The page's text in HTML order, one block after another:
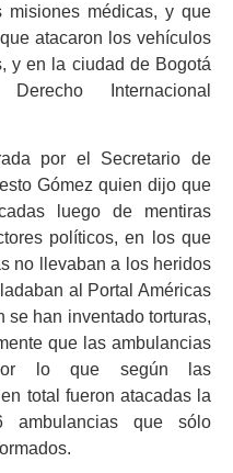
misiones médicas, y que
atacaron los vehículos
y en la ciudad de Bogotá
Internacional
por el Secretario de
Gómez quien dijo que
luego de mentiras
políticos, en los que
no llevaban a los heridos
al Portal Américas
se han inventado torturas,
que las ambulancias
lo que según las
total fueron atacadas la
ambulancias que sólo